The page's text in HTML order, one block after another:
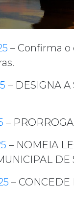
– Confirma
– DESIGNA
–
– NOMEIA
DE
– CONCEDE